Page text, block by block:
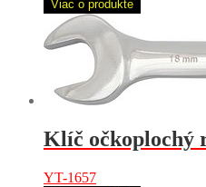
Viac o produkte
Klíč očkoplochý
YT-1657